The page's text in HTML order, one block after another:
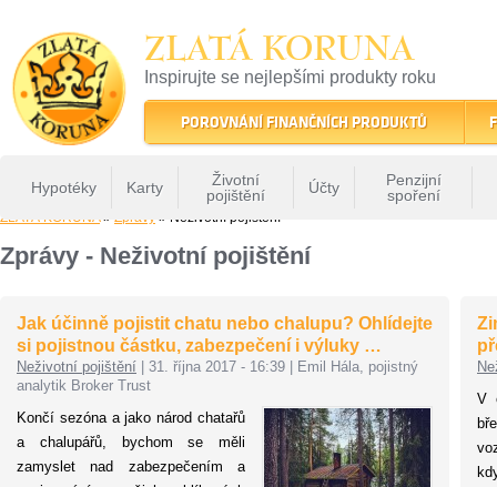
ZLATÁ KORUNA
Inspirujte se nejlepšími produkty roku
22 let tradice a kvality na finančním trhu
POROVNÁNÍ FINANČNÍCH PRODUKTŮ
Hypotéky Karty
Životní
pojištění
Účty
Penzijní
spoření
ZLATÁ KORUNA» Zprávy » Neživotní pojištění
Zprávy - Neživotní pojištění
Jak účinně pojistit chatu nebo chalupu? Ohlídejte
si pojistnou částku, zabezpečení i výluky …
Neživotní pojištění 31. října 2017 - 16:39
Emil Hála, pojistný
analytik Broker Trust
Končí sezóna a jako národ chatařů
a chalupářů, bychom se měli
zamyslet nad zabezpečením a
V